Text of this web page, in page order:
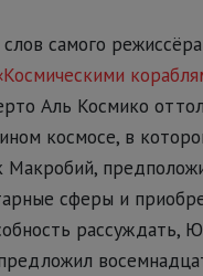
самого
Аль Космико
космосе, в
Макробий,
сферы и
рассуждать,